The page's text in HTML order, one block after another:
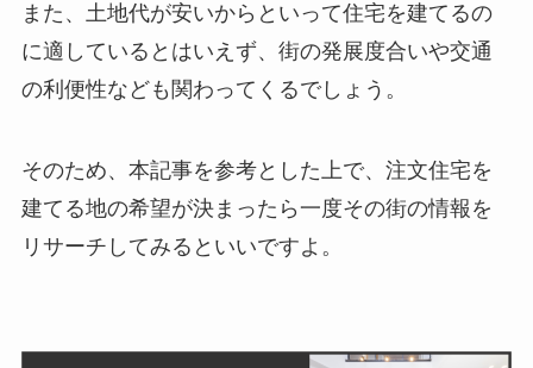
また、土地代が安いからといって住宅を建てるの
に適しているとはいえず、街の発展度合いや交通
の利便性なども関わってくるでしょう。
そのため、本記事を参考とした上で、注文住宅を
建てる地の希望が決まったら一度その街の情報を
リサーチしてみるといいですよ。